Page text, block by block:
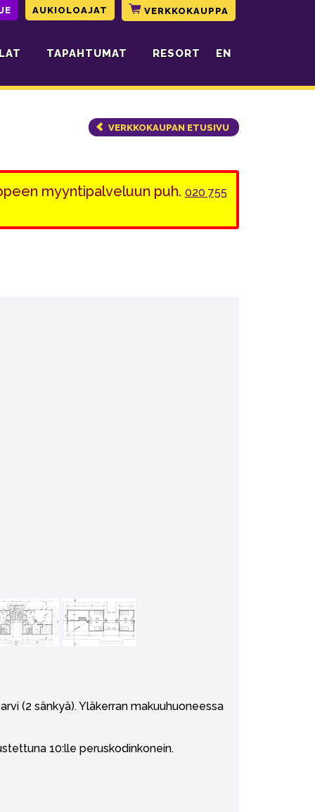
AUKIOLOAJAT VERKKOKAUPPA
TAPAHTUMAT RESORT EN
VERKKOKAUPAN ETUSIVU
myyntipalveluun puh. 020 755
(2 sänkyä). Yläkerran makuuhuoneessa
10:lle peruskodinkonein.